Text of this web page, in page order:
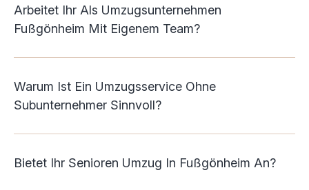
Arbeitet Ihr Als Umzugsunternehmen
Fußgönheim Mit Eigenem Team?
Warum Ist Ein Umzugsservice Ohne
Subunternehmer Sinnvoll?
Bietet Ihr Senioren Umzug In Fußgönheim An?